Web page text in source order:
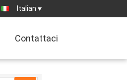
Italian
Contattaci